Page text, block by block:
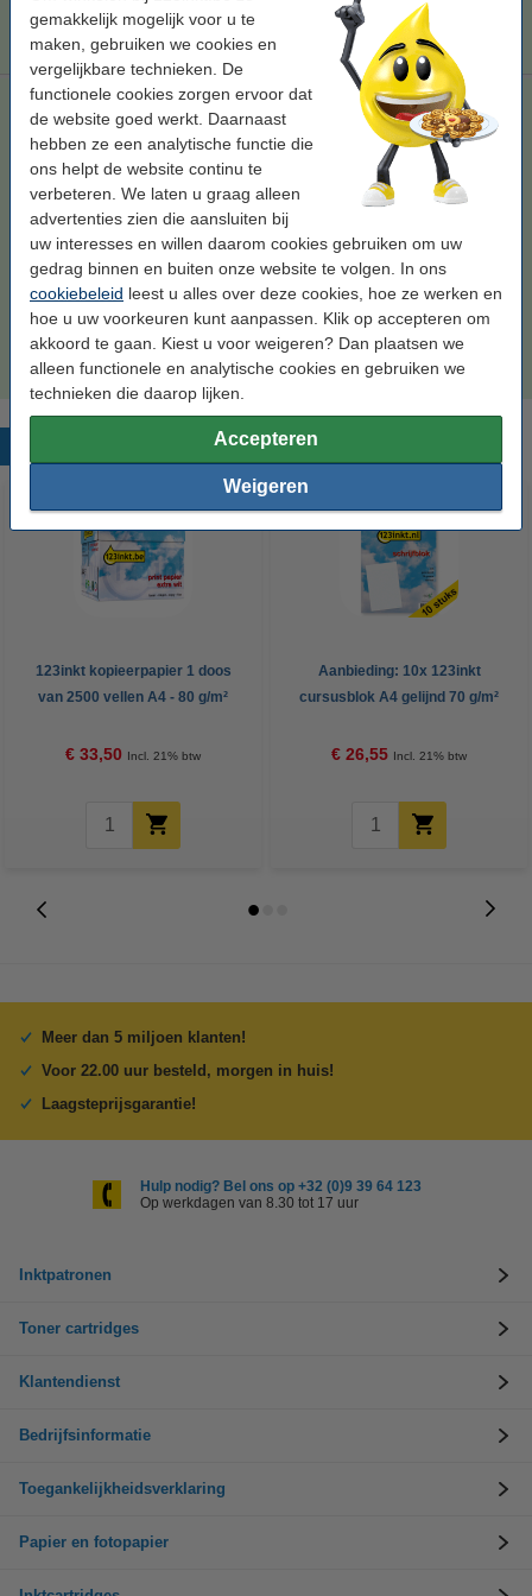
gemakkelijk mogelijk voor u te
maken, gebruiken we cookies en
vergelijkbare technieken. De
functionele cookies zorgen ervoor dat
de website goed werkt. Daarnaast
hebben ze een analytische functie die
ons helpt de website continu te
verbeteren. We laten u graag alleen
advertenties zien die aansluiten bij
uw interesses en willen daarom cookies gebruiken om uw
gedrag binnen en buiten onze website te volgen. In ons
cookiebeleid leest u alles over deze cookies, hoe ze werken en
hoe u uw voorkeuren kunt aanpassen. Klik op accepteren om
akkoord te gaan. Kiest u voor weigeren? Dan plaatsen we
alleen functionele en analytische cookies en gebruiken we
technieken die daarop lijken.
Accepteren
Weigeren
Wij adviseren u om deze cartridge i.p.v. de originele cartridge te
nemen.
123inkt huismerk vervangt HP 711 multipack
zwart/cyaan/magenta/geel
zwart (1x) en kleur (3x) multipack
Bekijk de specificaties en omschrijving
Prijs per ml € 0,52
€ 84,50 Bestellen
Populaire producten
123inkt kopieerpapier 1 doos
van 2500 vellen A4 - 80 g/m²
€ 33,50 Incl. 21% btw
Aanbieding: 10x 123inkt
cursusblok A4 gelijnd 70 g/m²
€ 26,55 Incl. 21% btw
Meer dan 5 miljoen klanten!
Voor 22.00 uur besteld, morgen in huis!
Laagsteprijsgarantie!
Hulp nodig? Bel ons op +32 (0)9 39 64 123
Op werkdagen van 8.30 tot 17 uur
Inktpatronen
Toner cartridges
Klantendienst
Bedrijfsinformatie
Toegankelijkheidsverklaring
Papier en fotopapier